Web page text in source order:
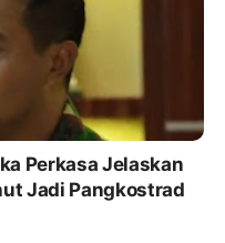
Perkasa Jelaskan
Jadi Pangkostrad